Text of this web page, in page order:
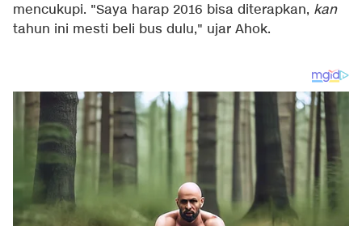
mencukupi. "Saya harap 2016 bisa diterapkan, kan
tahun ini mesti beli bus dulu," ujar Ahok.